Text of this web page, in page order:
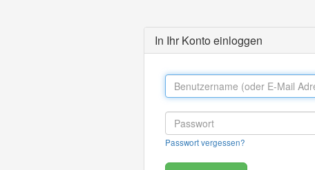
In Ihr Konto einloggen
Passwort vergessen?